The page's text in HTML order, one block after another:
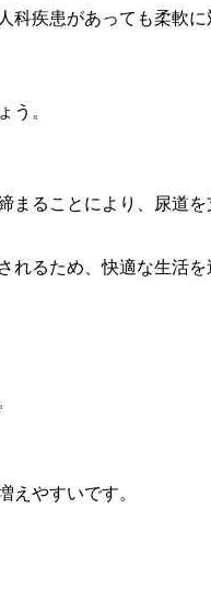
疾患があっても柔軟に
う。
ることにより、尿道
るため、快適な生活を
えやすいです。